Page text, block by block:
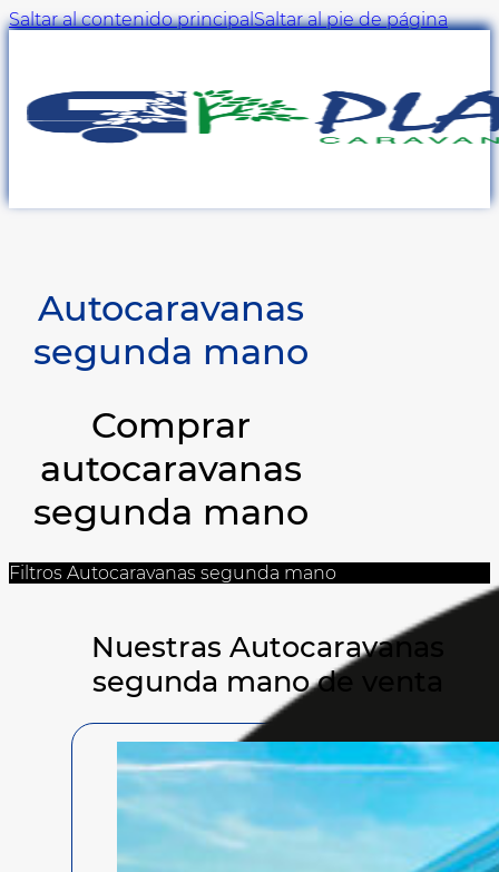
Saltar al contenido principalSaltar al pie de página
Autocaravanas
segunda mano
Comprar
autocaravanas
segunda mano
Filtros Autocaravanas segunda mano
Nuestras Autocaravanas
segunda mano de venta